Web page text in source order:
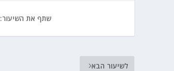
שתף את השיעור:
לשיעור הבא